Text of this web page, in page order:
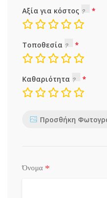
Αξία για κόστος
Τοποθεσία
Καθαριότητα
Προσθήκη
Όνομα *